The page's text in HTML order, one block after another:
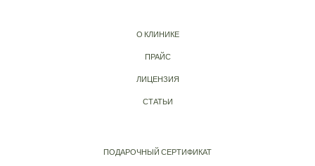
О КЛИНИКЕ
ПРАЙС
ЛИЦЕНЗИЯ
СТАТЬИ
ПОДАРОЧНЫЙ СЕРТИФИКАТ